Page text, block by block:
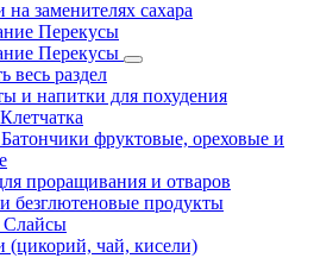
заменителях сахара
Перекусы
Перекусы
весь раздел
и напитки для похудения
фруктовые, ореховые и
проращивания и отваров
безглютеновые продукты
(цикорий, чай, кисели)